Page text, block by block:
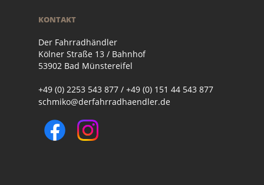
KONTAKT
Der Fahrradhändler
Kölner Straße 13 / Bahnhof
53902 Bad Münstereifel
+49 (0) 2253 543 877 / +49 (0) 151 44 543 877
schmiko@derfahrradhaendler.de